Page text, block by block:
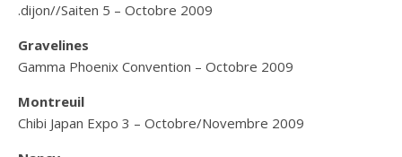
.dijon//Saiten 5 – Octobre 2009
Gravelines
Gamma Phoenix Convention – Octobre 2009
Montreuil
Chibi Japan Expo 3 – Octobre/Novembre 2009